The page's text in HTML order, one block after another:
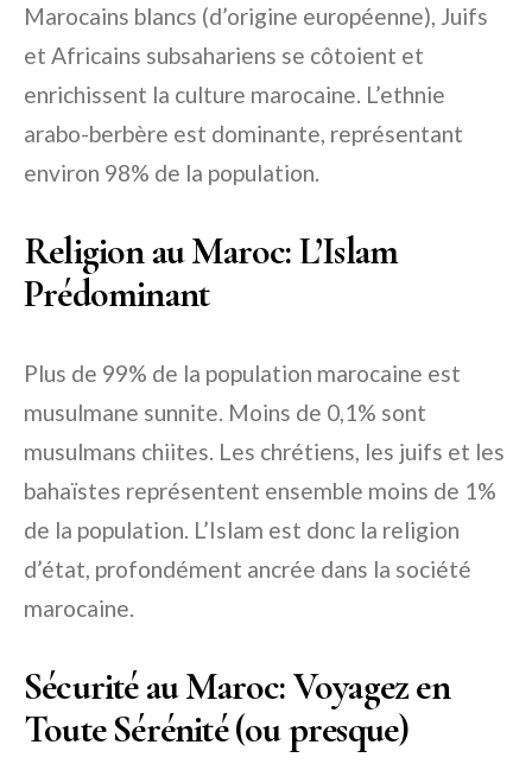
Marocains blancs (d’origine européenne), Juifs
et Africains subsahariens se côtoient et
enrichissent la culture marocaine. L’ethnie
arabo-berbère est dominante, représentant
environ 98% de la population.
Religion au Maroc: L’Islam
Prédominant
Plus de 99% de la population marocaine est
musulmane sunnite. Moins de 0,1% sont
musulmans chiites. Les chrétiens, les juifs et les
bahaïstes représentent ensemble moins de 1%
de la population. L’Islam est donc la religion
d’état, profondément ancrée dans la société
marocaine.
Sécurité au Maroc: Voyagez en
Toute Sérénité (ou presque)